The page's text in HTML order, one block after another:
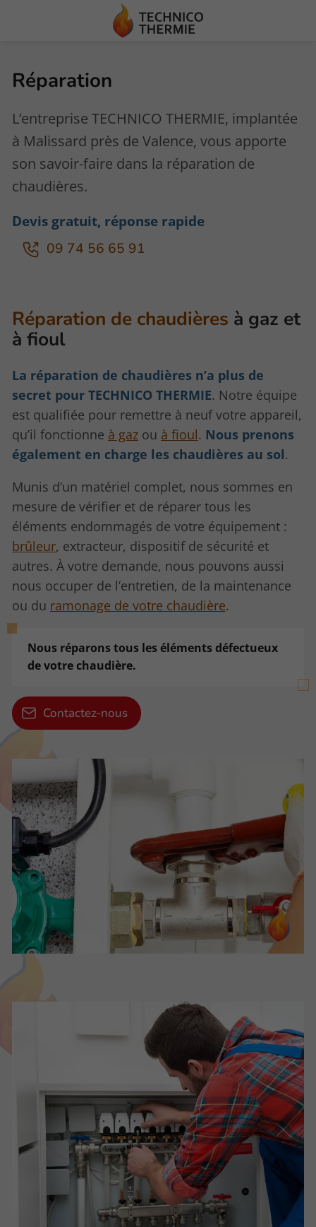
Réparation
L’entreprise TECHNICO THERMIE, implantée
à Malissard près de Valence, vous apporte
son savoir-faire dans la réparation de
chaudières.
Devis gratuit, réponse rapide
09 74 56 65 91
Réparation de chaudières à gaz et
à fioul
La réparation de chaudières n’a plus de
secret pour TECHNICO THERMIE. Notre équipe
est qualifiée pour remettre à neuf votre appareil,
qu’il fonctionne à gaz ou à fioul. Nous prenons
également en charge les chaudières au sol.
Munis d’un matériel complet, nous sommes en
mesure de vérifier et de réparer tous les
éléments endommagés de votre équipement :
brûleur, extracteur, dispositif de sécurité et
autres. À votre demande, nous pouvons aussi
nous occuper de l’entretien, de la maintenance
ou du ramonage de votre chaudière.
Nous réparons tous les éléments défectueux
de votre chaudière.
Contactez-nous